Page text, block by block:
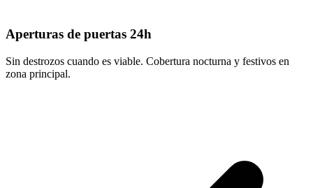
Aperturas de puertas 24h
Sin destrozos cuando es viable. Cobertura nocturna y festivos en
zona principal.